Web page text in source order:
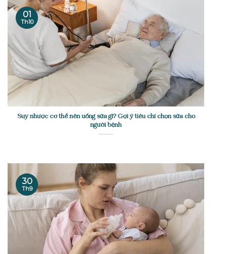
Suy nhược cơ thể nên uống sữa gì? Gợi ý tiêu chí chọn sữa cho
người bệnh
01
Th10
30
Th9